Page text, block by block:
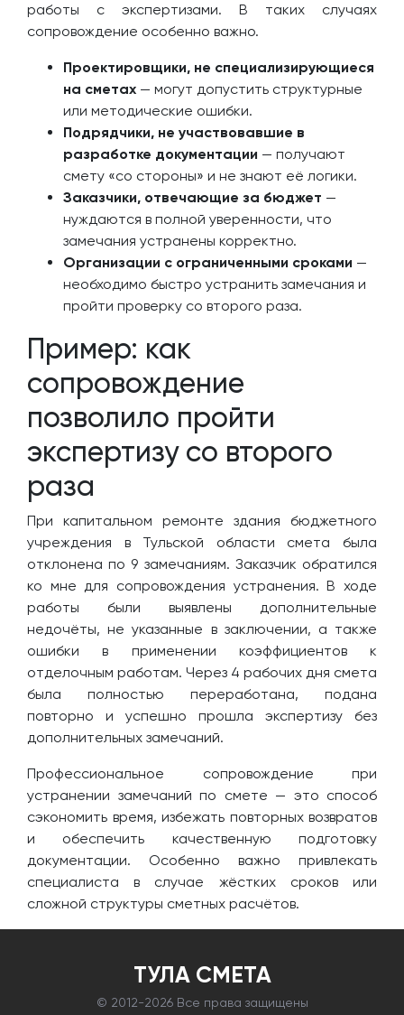
работы с экспертизами. В таких случаях
сопровождение особенно важно.
Проектировщики, не специализирующиеся
на сметах — могут допустить структурные
или методические ошибки.
Подрядчики, не участвовавшие в
разработке документации — получают
смету «со стороны» и не знают её логики.
Заказчики, отвечающие за бюджет —
нуждаются в полной уверенности, что
замечания устранены корректно.
Организации с ограниченными сроками —
необходимо быстро устранить замечания и
пройти проверку со второго раза.
Пример: как
сопровождение
позволило пройти
экспертизу со второго
раза
При капитальном ремонте здания бюджетного
учреждения в Тульской области смета была
отклонена по 9 замечаниям. Заказчик обратился
ко мне для сопровождения устранения. В ходе
работы были выявлены дополнительные
недочёты, не указанные в заключении, а также
ошибки в применении коэффициентов к
отделочным работам. Через 4 рабочих дня смета
была полностью переработана, подана
повторно и успешно прошла экспертизу без
дополнительных замечаний.
Профессиональное сопровождение при
устранении замечаний по смете — это способ
сэкономить время, избежать повторных возвратов
и обеспечить качественную подготовку
документации. Особенно важно привлекать
специалиста в случае жёстких сроков или
сложной структуры сметных расчётов.
ТУЛА СМЕТА
© 2012-2026 Все права защищены